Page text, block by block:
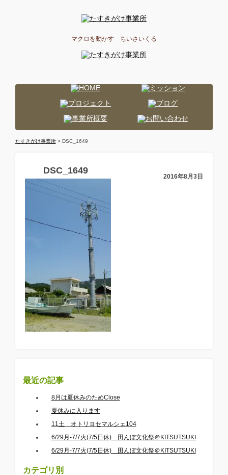
マクロを動かす ちいさいくる
たすきがけ事業所> DSC_1649
DSC_1649
2016年8月3日
最近の記事
8月は夏休みのためClose
夏休みに入ります
11土 オトリヨセマルシェ104
6/29月-7/7火(7/5日休) 田んぼ文化祭＠KITSUTSUKI
6/29月-7/7火(7/5日休) 田んぼ文化祭＠KITSUTSUKI
カテゴリ別